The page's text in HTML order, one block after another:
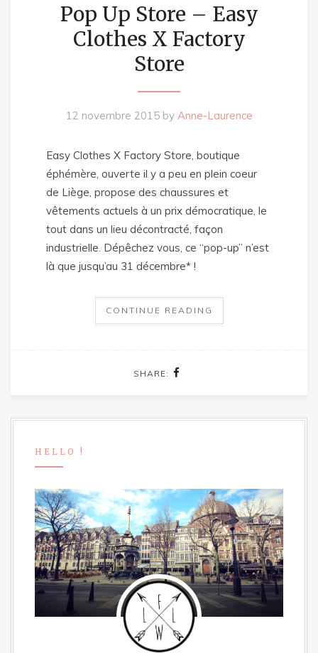
Pop Up Store – Easy
Clothes X Factory
Store
12 novembre 2015by Anne-Laurence
Easy Clothes X Factory Store, boutique
éphémère, ouverte il y a peu en plein coeur
de Liège, propose des chaussures et
vêtements actuels à un prix démocratique, le
tout dans un lieu décontracté, façon
industrielle. Dépêchez vous, ce “pop-up” n’est
là que jusqu’au 31 décembre* !
CONTINUE READING
SHARE:
HELLO !